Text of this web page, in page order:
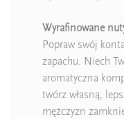
Wyrafinowane
Popraw swój
zapachu. Niech
aromatyczna
twórz własną,
mężczyzn